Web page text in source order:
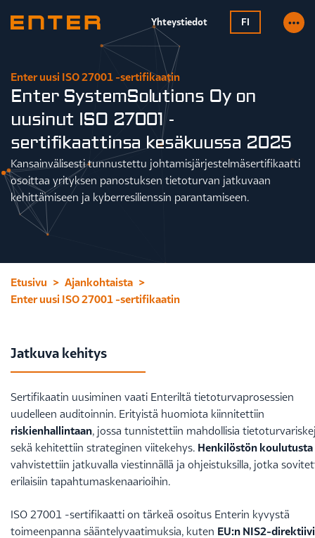
Yhteystiedot FI
Enter uusi ISO 27001 -sertifikaatin
Enter SystemSolutions Oy on
uusinut ISO 27001 -
sertifikaattinsa kesäkuussa 2025
Kansainvälisesti tunnustettu johtamisjärjestelmäsertifikaatti
osoittaa yrityksen panostuksen tietoturvan jatkuvaan
kehittämiseen ja kyberresilienssin parantamiseen.
Etusivu
Ajankohtaista
Enter uusi ISO 27001 -sertifikaatin
Jatkuva kehitys
Sertifikaatin uusiminen vaati Enteriltä tietoturvaprosessien
uudelleen auditoinnin. Erityistä huomiota kiinnitettiin
riskienhallintaan, jossa tunnistettiin mahdollisia
sekä kehitettiin strateginen viitekehys. Henkilöstön koulutusta
vahvistettiin jatkuvalla viestinnällä ja ohjeistuksilla, jotka
erilaisiin tapahtumaskenaarioihin.
ISO 27001 -sertifikaatti on tärkeä osoitus Enterin kyvystä
toimeenpanna sääntelyvaatimuksia, kuten EU:n NIS2-